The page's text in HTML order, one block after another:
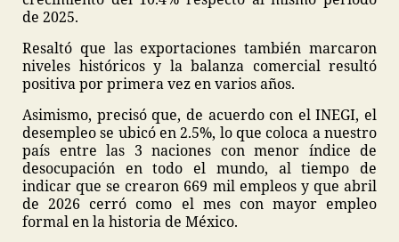
de 2025.
Resaltó que las exportaciones también marcaron
niveles históricos y la balanza comercial resultó
positiva por primera vez en varios años.
Asimismo, precisó que, de acuerdo con el INEGI, el
desempleo se ubicó en 2.5%, lo que coloca a nuestro
país entre las 3 naciones con menor índice de
desocupación en todo el mundo, al tiempo de
indicar que se crearon 669 mil empleos y que abril
de 2026 cerró como el mes con mayor empleo
formal en la historia de México.